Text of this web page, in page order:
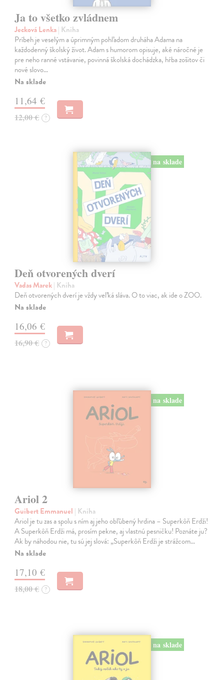
Ja to všetko zvládnem
Jecková Lenka| Kniha
Príbeh je veselým a úprimným pohľadom druháha Adama na
každodenný školský život. Adam s humorom opisuje, aké náročné je
pre neho ranné vstávanie, povinná školská dochádzka, hŕba zošitov či
nové slovo…
Na sklade
11,64 €
12,00 € ?
na sklade
Deň otvorených dverí
Vadas Marek| Kniha
Deň otvorených dverí je vždy veľká sláva. O to viac, ak ide o ZOO.
Na sklade
16,06 €
16,90 € ?
na sklade
Ariol 2
Guibert Emmanuel | Kniha
Ariol je tu zas a spolu s ním aj jeho obľúbený hrdina – Superkôň Erdži!
A Superkôň Erdži má, prosím pekne, aj vlastnú pesničku! Poznáte ju?
Ak by náhodou nie, tu sú jej slová: „Superkôň Erdži je strážcom…
Na sklade
17,10 €
18,00 € ?
na sklade